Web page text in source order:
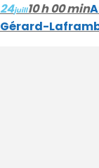
24juill10 h 00 min
Gérard-